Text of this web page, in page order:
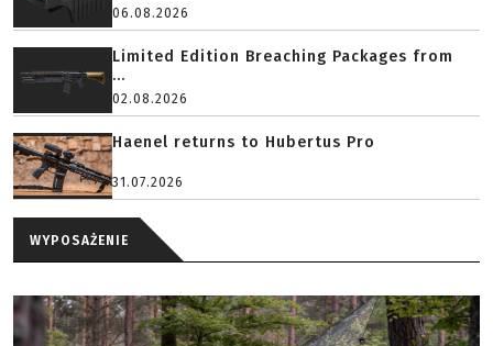
06.08.2026
Limited Edition Breaching Packages from
...
02.08.2026
Haenel returns to Hubertus Pro
31.07.2026
WYPOSAŻENIE